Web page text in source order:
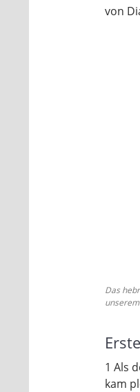
von
Das
1 Als
kam